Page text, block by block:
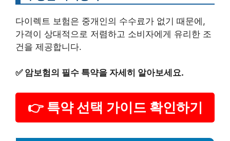
다이렉트 보험은 중개인의 수수료가 없기 때문에,
가격이 상대적으로 저렴하고 소비자에게 유리한 조
건을 제공합니다.
✅ 암보험의 필수 특약을 자세히 알아보세요.
👉 특약 선택 가이드 확인하기